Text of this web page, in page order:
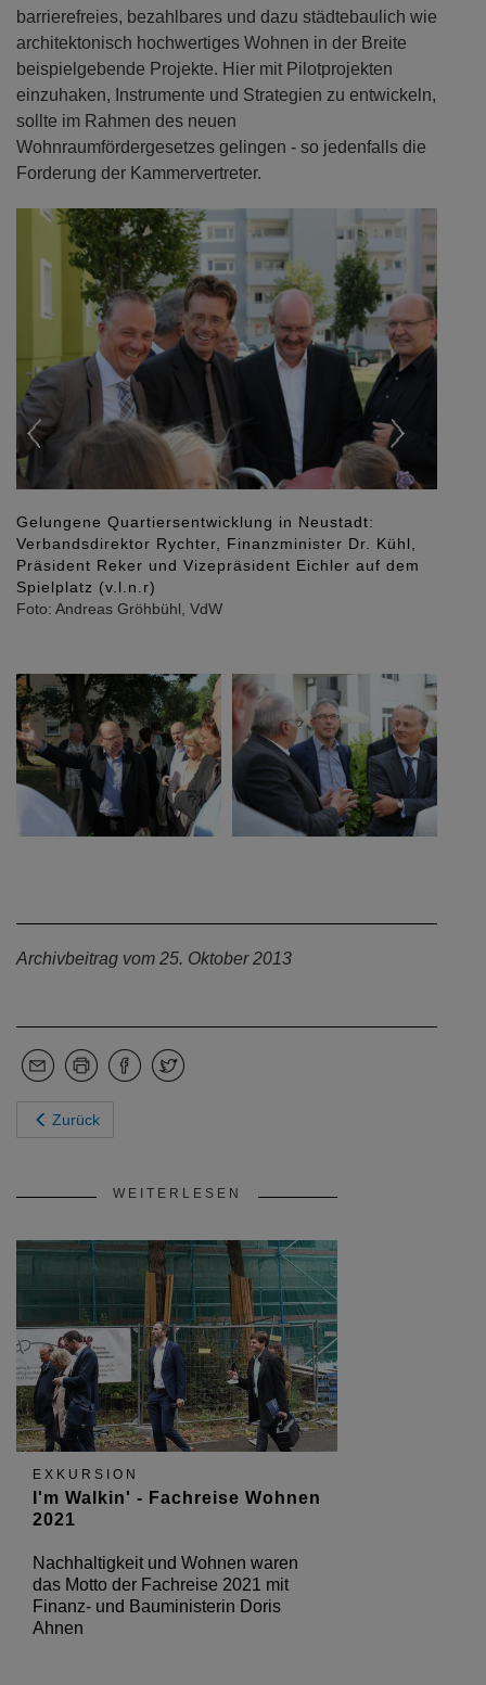
barrierefreies, bezahlbares und dazu städtebaulich wie
architektonisch hochwertiges Wohnen in der Breite
beispielgebende Projekte. Hier mit Pilotprojekten
einzuhaken, Instrumente und Strategien zu entwickeln,
sollte im Rahmen des neuen
Wohnraumfördergesetzes gelingen - so jedenfalls die
Forderung der Kammervertreter.
Gelungene Quartiersentwicklung in Neustadt:
Verbandsdirektor Rychter, Finanzminister Dr. Kühl,
Präsident Reker und Vizepräsident Eichler auf dem
Spielplatz (v.l.n.r)
Foto: Andreas Gröhbühl, VdW
Previous
Archivbeitrag vom 25. Oktober 2013
Zurück
WEITERLESEN
EXKURSION
I'm Walkin' - Fachreise Wohnen
2021
Nachhaltigkeit und Wohnen waren
das Motto der Fachreise 2021 mit
Finanz- und Bauministerin Doris
Ahnen